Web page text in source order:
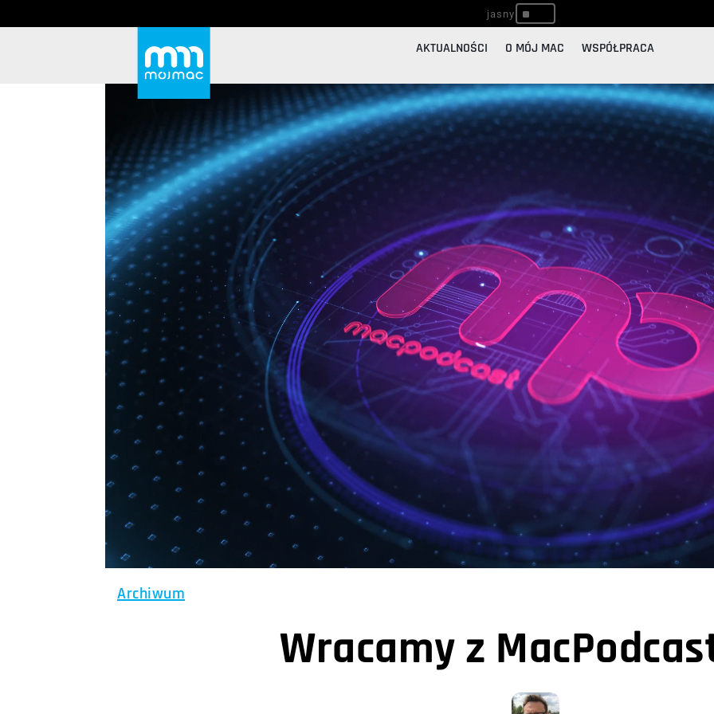
^
AKTUALNOŚCI O MÓJ MAC WSPÓŁPRACA
Archiwum
Wracamy z